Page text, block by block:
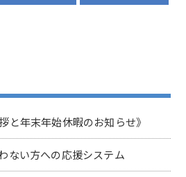
と年末年始休暇のお知らせ》
ない方への応援システム